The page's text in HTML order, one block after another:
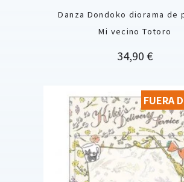
Danza Dondoko diorama de
Mi vecino Totoro
Precio
34,90 €
FUERA